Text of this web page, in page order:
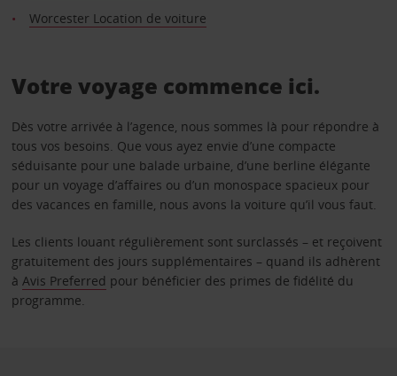
Worcester Location de voiture
Votre voyage commence ici.
Dès votre arrivée à l’agence, nous sommes là pour répondre à
tous vos besoins. Que vous ayez envie d’une compacte
séduisante pour une balade urbaine, d’une berline élégante
pour un voyage d’affaires ou d’un monospace spacieux pour
des vacances en famille, nous avons la voiture qu’il vous faut.
Les clients louant régulièrement sont surclassés – et reçoivent
gratuitement des jours supplémentaires – quand ils adhèrent
à Avis Preferred pour bénéficier des primes de fidélité du
programme.